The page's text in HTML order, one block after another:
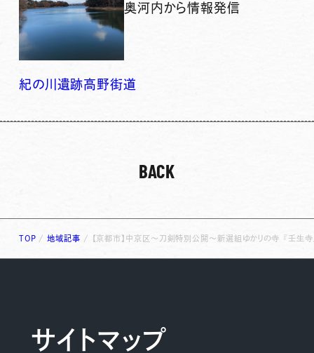
奥河内から情報発信
紀の川 遺跡高野街道
BACK
TOP /地域記事 / 【京都市】中京区～刀剣特別公開～新選組ゆかりの寺 『壬生
サイトマップ